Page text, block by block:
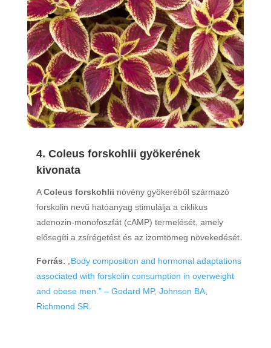
4. Coleus forskohlii gyökerének
kivonata
AColeus forskohlii növény gyökeréből származó
forskolin nevű hatóanyag stimulálja a ciklikus
adenozin-monofoszfát (cAMP) termelését, amely
elősegíti a zsírégetést és az izomtömeg növekedését.
Forrás: „Body composition and hormonal adaptations
associated with forskolin consumption in overweight
and obese men.” – Godard MP, Johnson BA,
Richmond SR.